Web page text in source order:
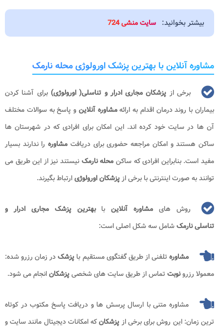
بیشتر بخوانید: سایت منشی 724
مشاوره آنلاین با بهترین پزشک اورولوژی محله نارمک
برخی از پزشکان مجاری ادرار و تناسلی( اورولوژی)برای آشنا کردن
بیماران با روند درمان اقدام به ارائهمشاوره آنلاین و پاسخ به سوالات مختلف
آن ها در سایت خود کرده اند. این امکان برای افرادی که در شهرستان ها
ساکن هستند و امکان مراجعه حضوری برای دریافت مشاوره را ندارند بسیار
مفید است. بنابراین افرادی که ساکن محله نارمک نیستند نیز از این طریق می
توانند به صورت اینترنتی با برخی ازپزشکان اورولوژیارتباط بگیرند.
روش های مشاوره آنلاین بابهترین پزشک مجاری ادرار و
تناسلی نارمکشامل سه شکل اصلی است:
مشاوره تلفنی از طریق گفتگوی مستقیم با پزشکدر زمان رزرو شده:
معمولا رزرونوبت تماس از طریق سایت های شخصیپزشکانانجام می شود.
مشاوره متنی با ارسال پرسش ها و دریافت پاسخ مکتوب در کوتاه
ترین زمان: این روش برای برخی از پزشکانکه امکانات دیجیتال مانند سایت و